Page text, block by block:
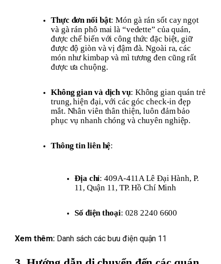
Thực đơn nổi bật: Món gà rán sốt cay ngọt
và gà rán phô mai là “vedette” của quán,
được chế biến với công thức đặc biệt, giữ
được độ giòn và vị đậm đà. Ngoài ra, các
món như kimbap và mì tương đen cũng rất
được ưa chuộng.
Không gian và dịch vụ: Không gian quán trẻ
trung, hiện đại, với các góc check-in đẹp
mắt. Nhân viên thân thiện, luôn đảm bảo
phục vụ nhanh chóng và chuyên nghiệp.
Thông tin liên hệ:
Địa chỉ: 409A-411A Lê Đại Hành, P.
11, Quận 11, TP. Hồ Chí Minh
Số điện thoại: 028 2240 6600
Xem thêm: Danh sách các bưu điện quận 11